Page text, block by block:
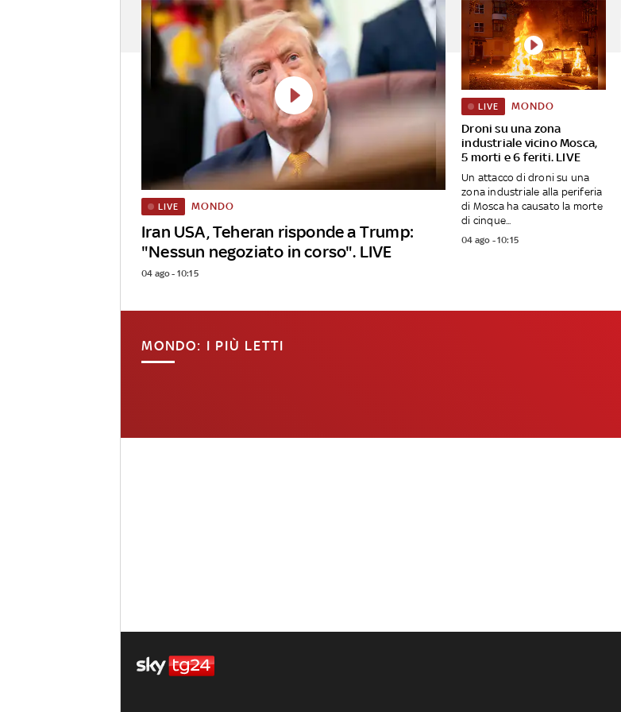
Iran USA, Teheran risponde a Trump:
"Nessun negoziato in corso". LIVE
LIVE MONDO
04 ago - 10:15
Droni su una zona
industriale vicino Mosca,
5 morti e 6 feriti. LIVE
LIVE MONDO
Un attacco di droni su una
zona industriale alla periferia
di Mosca ha causato la morte
di cinque...
04 ago - 10:15
MONDO: I PIÙ LETTI